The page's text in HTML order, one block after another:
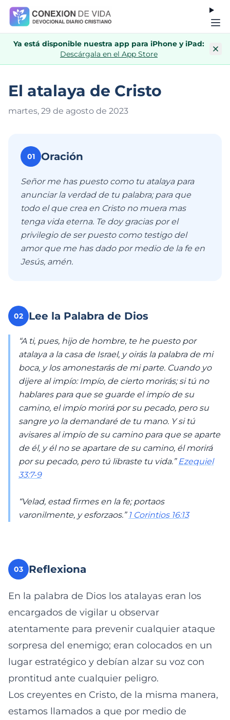
Ya está disponible nuestra app para iPhone y iPad:
Descárgala en el App Store
El atalaya de Cristo
martes, 29 de agosto de 2023
01 Oración
Señor me has puesto como tu atalaya para
anunciar la verdad de tu palabra; para que
todo el que crea en Cristo no muera mas
tenga vida eterna. Te doy gracias por el
privilegio de ser puesto como testigo del
amor que me has dado por medio de la fe en
Jesús, amén.
02 Lee la Palabra de Dios
“A ti, pues, hijo de hombre, te he puesto por
atalaya a la casa de Israel, y oirás la palabra de mi
boca, y los amonestarás de mi parte. Cuando yo
dijere al impío: Impío, de cierto morirás; si tú no
hablares para que se guarde el impío de su
camino, el impío morirá por su pecado, pero su
sangre yo la demandaré de tu mano. Y si tú
avisares al impío de su camino para que se aparte
de él, y él no se apartare de su camino, él morirá
por su pecado, pero tú libraste tu vida.” Ezequiel
33:7-9
“Velad, estad firmes en la fe; portaos
varonilmente, y esforzaos.” 1 Corintios 16:13
03 Reflexiona
En la palabra de Dios los atalayas eran los
encargados de vigilar u observar
atentamente para prevenir cualquier ataque
sorpresa del enemigo; eran colocados en un
lugar estratégico y debían alzar su voz con
prontitud ante cualquier peligro.
Los creyentes en Cristo, de la misma manera,
estamos llamados a que por medio de